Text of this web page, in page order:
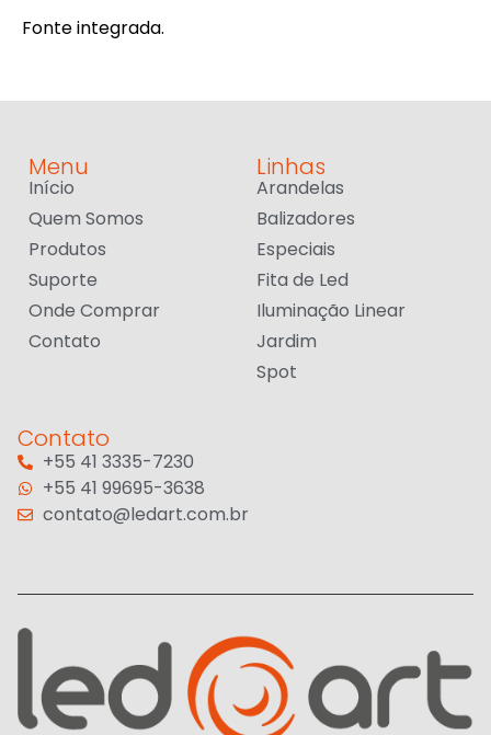
Fonte integrada.
Menu
Início
Quem Somos
Produtos
Suporte
Onde Comprar
Contato
Linhas
Arandelas
Balizadores
Especiais
Fita de Led
Iluminação Linear
Jardim
Spot
Contato
+55 41 3335-7230
+55 41 99695-3638
contato@ledart.com.br